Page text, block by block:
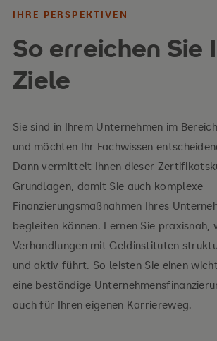
Ihre Inhalte
Wege der Unternehmensfinanzierung
Formen der Kreditfinanzierung
Bedeutung von Ratings
Arten von Ratings
Ablauf von Ratingprozessen
Umgang mit Ratingergebnissen
Ihre Vorteile
IHRE PERSPEKTIVEN
So erreichen Sie
Ziele
Sie sind in Ihrem Unternehmen im
und möchten Ihr Fachwissen
Dann vermittelt Ihnen dieser
Grundlagen, damit Sie auch komplexe
Finanzierungsmaßnahmen Ihres
begleiten können. Lernen Sie praxisnah,
Verhandlungen mit Geldinstituten
und aktiv führt. So leisten Sie einen
eine beständige
auch für Ihren eigenen Karriereweg.